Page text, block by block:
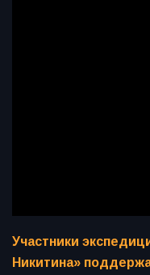
Участники
Никитина»